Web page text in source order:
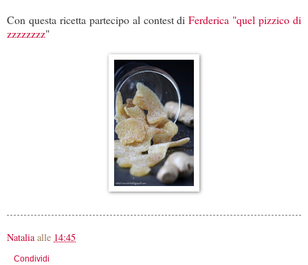
Con questa ricetta partecipo al contest diFerderica "quel pizzico di
zzzzzzzz"
Natalia alle 14:45
Condividi